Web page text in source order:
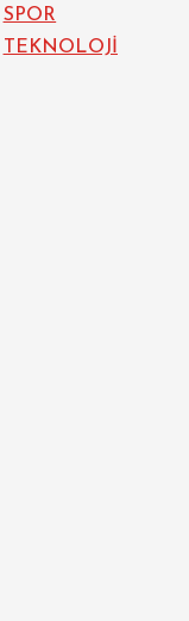
SPOR
TEKNOLOJİ